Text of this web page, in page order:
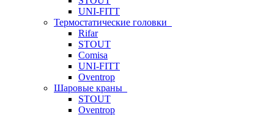
UNI-FITT
Термостатические головки
Rifar
STOUT
Comisa
UNI-FITT
Oventrop
Шаровые краны
STOUT
Oventrop